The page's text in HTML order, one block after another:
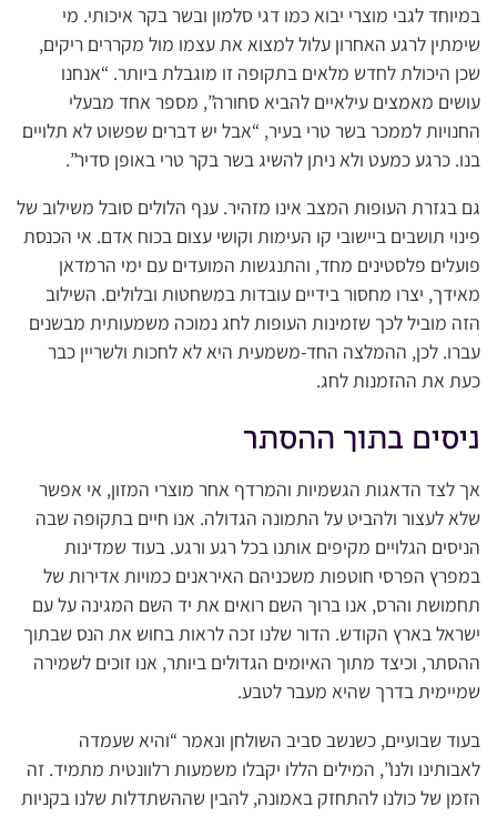
במיוחד לגבי מוצרי יבוא כמו דגי סלמון ובשר בקר איכותי. מי
שימתין לרגע האחרון עלול למצוא את עצמו מול מקררים ריקים,
שכן היכולת לחדש מלאים בתקופה זו מוגבלת ביותר. “אנחנו
עושים מאמצים עילאיים להביא סחורה”, מספר אחד מבעלי
החנויות לממכר בשר טרי בעיר, “אבל יש דברים שפשוט לא תלויים
בנו. כרגע כמעט ולא ניתן להשיג בשר בקר טרי באופן סדיר”.
גם בגזרת העופות המצב אינו מזהיר. ענף הלולים סובל משילוב של
פינוי תושבים ביישובי קו העימות וקושי עצום בכוח אדם. אי הכנסת
פועלים פלסטינים מחד, והתנגשות המועדים עם ימי הרמדאן
מאידך, יצרו מחסור בידיים עובדות במשחטות ובלולים. השילוב
הזה מוביל לכך שזמינות העופות לחג נמוכה משמעותית מבשנים
עברו. לכן, ההמלצה החד-משמעית היא לא לחכות ולשריין כבר
כעת את ההזמנות לחג.
ניסים בתוך ההסתר
אך לצד הדאגות הגשמיות והמרדף אחר מוצרי המזון, אי אפשר
שלא לעצור ולהביט על התמונה הגדולה. אנו חיים בתקופה שבה
הניסים הגלויים מקיפים אותנו בכל רגע ורגע. בעוד שמדינות
במפרץ הפרסי חוטפות משכניהם האיראנים כמויות אדירות של
תחמושת והרס, אנו ברוך השם רואים את יד השם המגינה על עם
ישראל בארץ הקודש. הדור שלנו זכה לראות בחוש את הנס שבתוך
ההסתר, וכיצד מתוך האיומים הגדולים ביותר, אנו זוכים לשמירה
שמיימית בדרך שהיא מעבר לטבע.
בעוד שבועיים, כשנשב סביב השולחן ונאמר “והיא שעמדה
לאבותינו ולנו”, המילים הללו יקבלו משמעות רלוונטית מתמיד. זה
הזמן של כולנו להתחזק באמונה, להבין שההשתדלות שלנו בקניות